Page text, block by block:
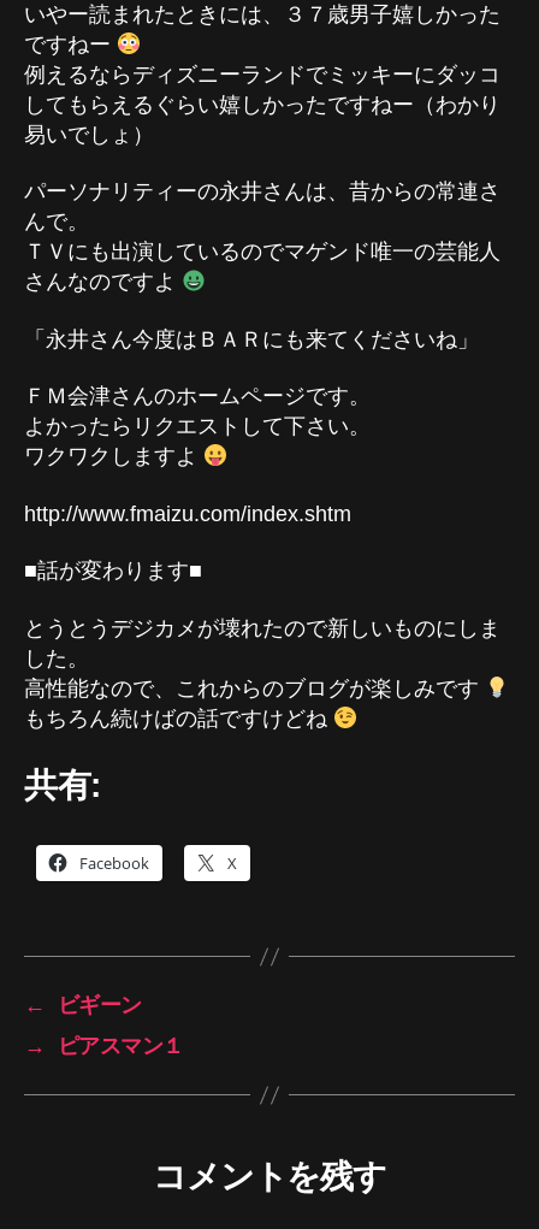
いやー読まれたときには、３７歳男子嬉しかった
ですねー
例えるならディズニーランドでミッキーにダッコ
してもらえるぐらい嬉しかったですねー（わかり
易いでしょ）
パーソナリティーの永井さんは、昔からの常連さ
んで。
ＴＶにも出演しているのでマゲンド唯一の芸能人
さんなのですよ
「永井さん今度はＢＡＲにも来てくださいね」
ＦＭ会津さんのホームページです。
よかったらリクエストして下さい。
ワクワクしますよ
http://www.fmaizu.com/index.shtm
■話が変わります■
とうとうデジカメが壊れたので新しいものにしま
した。
高性能なので、これからのブログが楽しみです
もちろん続けばの話ですけどね
共有:
Facebook X
←
ビギーン
→
ピアスマン１
コメントを残す